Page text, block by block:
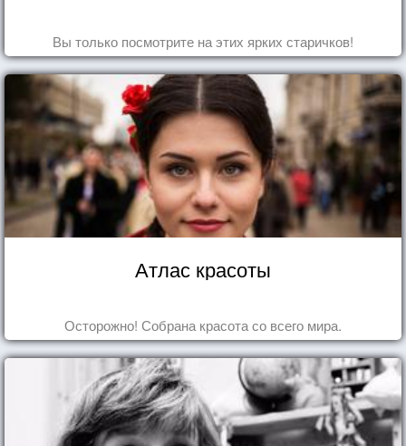
Вы только посмотрите на этих ярких старичков!
Атлас красоты
Осторожно! Собрана красота со всего мира.